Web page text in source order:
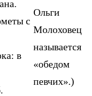
с
в
Ольги
Молоховец
называется
«обедом
певчих».)